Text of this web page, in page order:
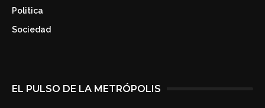
Politica
Sociedad
EL PULSO DE LA METRÓPOLIS